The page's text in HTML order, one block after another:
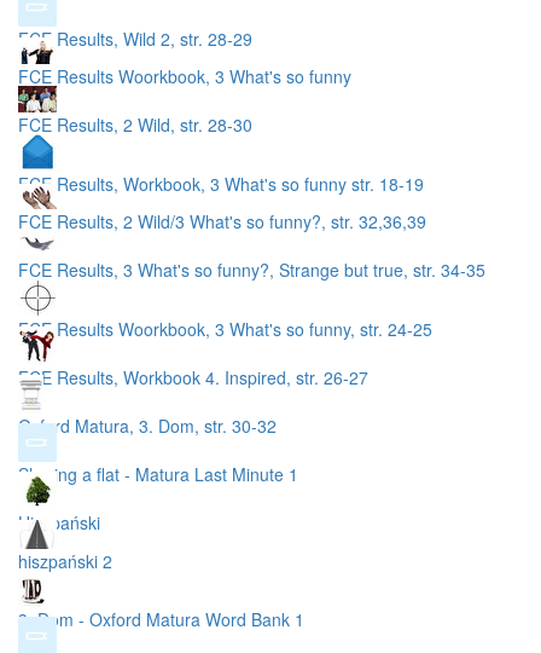
FCE Results, Wild 2, str. 28-29
FCE Results Woorkbook, 3 What's so funny
FCE Results, 2 Wild, str. 28-30
FCE Results, Workbook, 3 What's so funny str. 18-19
FCE Results, 2 Wild/3 What's so funny?, str. 32,36,39
FCE Results, 3 What's so funny?, Strange but true, str. 34-35
FCE Results Woorkbook, 3 What's so funny, str. 24-25
FCE Results, Workbook 4. Inspired, str. 26-27
Oxford Matura, 3. Dom, str. 30-32
Sharing a flat - Matura Last Minute 1
Hiszpański
hiszpański 2
3. Dom - Oxford Matura Word Bank 1